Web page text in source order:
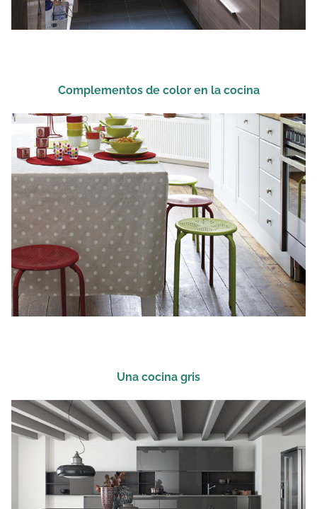
Complementos de color en la cocina
Una cocina gris